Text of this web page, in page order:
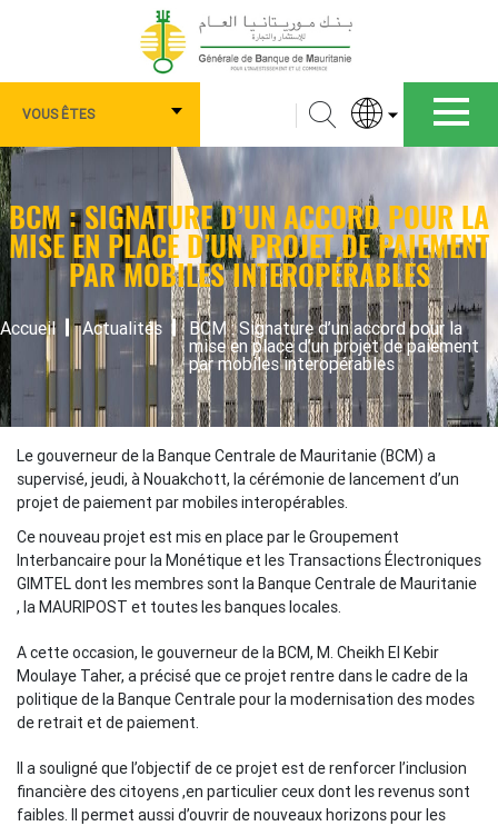
Navigation
principale
VOUS ÊTES
Vous
êtes
Rechercher
BCM : SIGNATURE D’UN ACCORD POUR LA
MISE EN PLACE D’UN PROJET DE PAIEMENT
PAR MOBILES INTEROPÉRABLES
FIL
D'ARIANE
Accueil Actualités
BCM : Signature d’un accord pour la
mise en place d’un projet de paiement
par mobiles interopérables
Le gouverneur de la Banque Centrale de Mauritanie (BCM) a
supervisé, jeudi, à Nouakchott, la cérémonie de lancement d’un
projet de paiement par mobiles interopérables.
Ce nouveau projet est mis en place par le Groupement
Interbancaire pour la Monétique et les Transactions Électroniques
GIMTEL dont les membres sont la Banque Centrale de Mauritanie
, la MAURIPOST et toutes les banques locales.
A cette occasion, le gouverneur de la BCM, M. Cheikh El Kebir
Moulaye Taher, a précisé que ce projet rentre dans le cadre de la
politique de la Banque Centrale pour la modernisation des modes
de retrait et de paiement.
Il a souligné que l’objectif de ce projet est de renforcer l’inclusion
financière des citoyens ,en particulier ceux dont les revenus sont
faibles. Il permet aussi d’ouvrir de nouveaux horizons pour les